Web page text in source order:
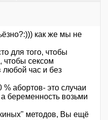
как же мы не
для того, чтобы
чтобы сексом
любой час и без
абортов- это случаи
беременность возьми
методов, Вы ещё